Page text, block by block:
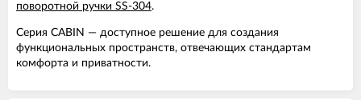
поворотной ручки SS-304.
Серия CABIN — доступное решение для создания
функциональных пространств, отвечающих стандартам
комфорта и приватности.